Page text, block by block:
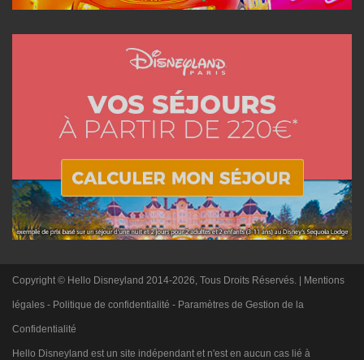
Copyright © Hello Disneyland 2014-2026, Tous Droits Réservés. | Mentions
légales - Politique de confidentialité - Paramètres de Gestion de la
Confidentialité
Hello Disneyland est un site indépendant et n'est en aucun cas lié à